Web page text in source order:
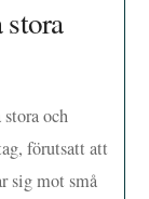
och
förutsatt att
sig mot små